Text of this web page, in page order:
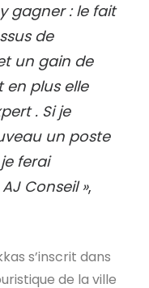
gagner : le fait
de
un gain de
en plus elle
. Si je
un poste
je ferai
Conseil »,
s’inscrit dans
de la ville